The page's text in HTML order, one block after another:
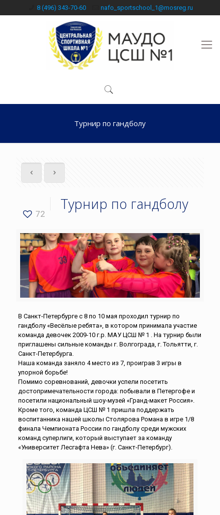
8 (496) 343-70-60 nafo_sportschool_1@mosreg.ru
Турнир по гандболу
72
Турнир по гандболу
В Санкт-Петербурге с 8 по 10 мая проходил турнир по
гандболу «Весёлые ребята», в котором принимала участие
команда девочек 2009-10 г.р. МАУ ЦСШ № 1 . На турнир были
приглашены сильные команды г. Волгограда, г. Тольятти, г.
Санкт-Петербурга.
Наша команда заняло 4 место из 7, проиграв 3 игры в
упорной борьбе!
Помимо соревнований, девочки успели посетить
достопримечательности города: побывали в Петергофе и
посетили национальный шоу-музей «Гранд-макет Россия».
Кроме того, команда ЦСШ № 1 пришла поддержать
воспитанника нашей школы Столярова Романа в игре 1/8
финала Чемпионата России по гандболу среди мужских
команд суперлиги, который выступает за команду
«Университет Лесгафта Нева» (г. Санкт-Петербург).